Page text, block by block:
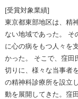
[受賞対象業績]
東京都東部地区は、精
ない地域であった。 そ
に心の病をもつ人々を
かった。 そこで、窪田
切りに、様々な当事者
の精神科診療所を設立
動を展開してきた。窪